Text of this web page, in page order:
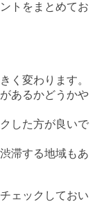
トをまとめてお
く変わります。
あるかどうかや
した方が良いで
滞する地域もあ
ェックしておい